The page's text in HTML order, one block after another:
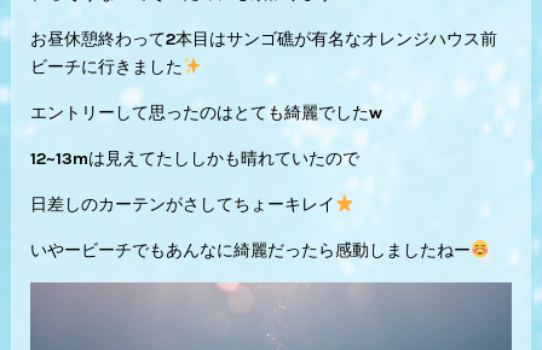
お昼休憩終わって2本目はサンゴ礁が有名なオレンジハウス前
ビーチに行きました
エントリーして思ったのはとても綺麗でした‪w
12~13mは見えてたししかも晴れていたので
日差しのカーテンがさしてちょーキレイ
いやービーチでもあんなに綺麗だったら感動しましたねー